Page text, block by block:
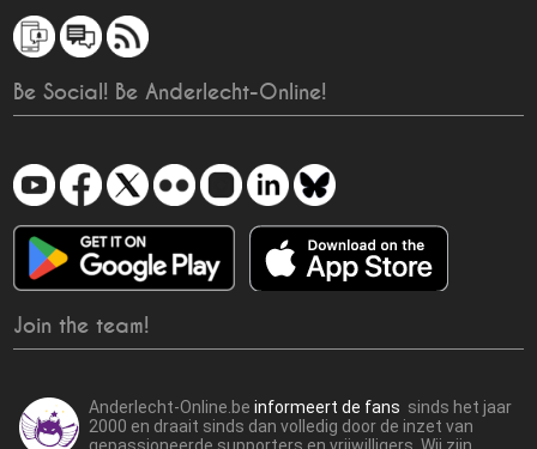
Be Social! Be Anderlecht-Online!
Join the team!
Anderlecht-Online.beinformeert de fans sinds het jaar
2000 en draait sinds dan volledig door de inzet van